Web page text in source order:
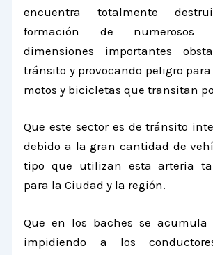
encuentra totalmente
formación de numerosos
dimensiones importantes
tránsito y provocando peligro
motos y bicicletas que transitan
Que este sector es de tránsito
debido a la gran cantidad de
tipo que utilizan esta arteria
para la Ciudad y la región.
Que en los baches se acumula
impidiendo a los